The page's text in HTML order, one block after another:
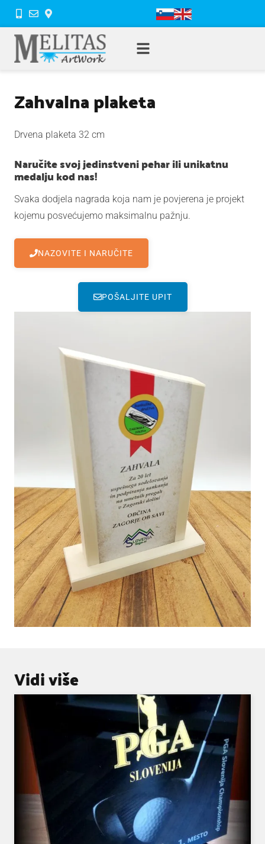
Zahvalna plaketa
Drvena plaketa 32 cm
Naručite svoj jedinstveni pehar ili unikatnu
medalju kod nas!
Svaka dodjela nagrada koja nam je povjerena je projekt
kojemu posvećujemo maksimalnu pažnju.
NAZOVITE I NARUČITE
POŠALJITE UPIT
Vidi više